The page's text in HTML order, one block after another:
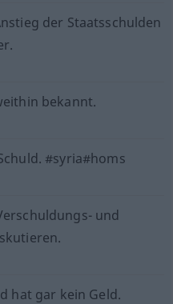
der Staatsschulden
bekannt.
#syria#homs
und
hat gar kein Geld.